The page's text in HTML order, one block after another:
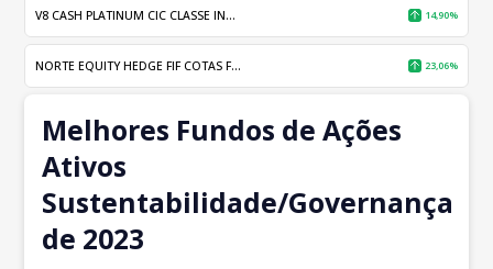
V8 CASH PLATINUM CIC CLASSE IN... 14,90%
NORTE EQUITY HEDGE FIF COTAS F... 23,06%
Melhores Fundos de Ações
Ativos
Sustentabilidade/Governança
de 2023